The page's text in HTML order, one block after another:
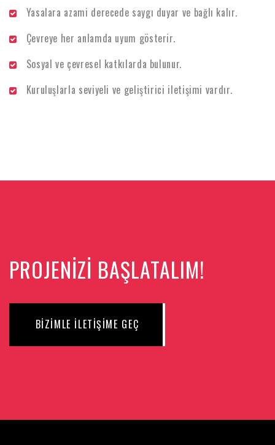
Yasalara azami derecede saygı duyar ve bağlı kalır.
Çevreye her anlamda uyum gösterir.
Sosyal ve çevresel katkılarda bulunur.
Kuruluşlarla seviyeli ve geliştirici iletişimi vardır.
PROJENİZİ BAŞLATALIM!
BİZİMLE İLETİŞİME GEÇ